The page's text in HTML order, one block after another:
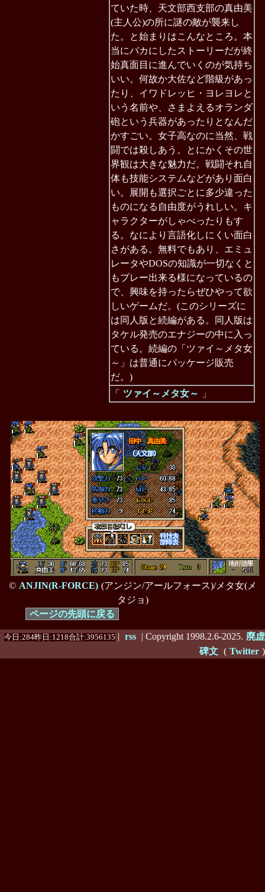
ていた時、天文部西支部の真由美
(主人公)の所に謎の敵が襲来し
た。と始まりはこんなところ。本
当にバカにしたストーリーだが終
始真面目に進んでいくのが気持ち
いい。何故か大佐など階級があっ
たり、イワドレッヒ・ヨレヨレと
いう名前や、さまよえるオランダ
砲という兵器があったりとなんだ
かすごい。女子高なのに当然、戦
闘では殺しあう。とにかくその世
界観は大きな魅力だ。戦闘それ自
体も技能システムなどがあり面白
い。展開も選択ごとに多少違った
ものになる自由度がうれしい。キ
ャラクターがしゃべったりもす
る。なにより言語化しにくい面白
さがある。無料でもあり、エミュ
レータやDOSの知識が一切なくと
もプレー出来る様になっているの
で、興味を持ったらぜひやって欲
しいゲームだ。(このシリーズに
は同人版と続編がある。同人版は
タケル発売のエナジーの中に入っ
ている。続編の「ツァイ～メタ女
～」は普通にパッケージ販売
だ。)
「
ツァイ～メタ女～ 」
© ANJIN(R-FORCE) (アンジン/アールフォース)/メタ女(メ
タジョ)
ページの先頭に戻る
今日:284昨日:1218合計:3956135 | rss | Copyright 1998.2.6-2025. 廃虚
碑文 ( Twitter )